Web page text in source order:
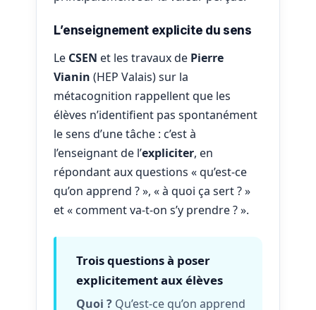
L’enseignement explicite du sens
Le CSEN et les travaux de Pierre
Vianin (HEP Valais) sur la
métacognition rappellent que les
élèves n’identifient pas spontanément
le sens d’une tâche : c’est à
l’enseignant de l’expliciter, en
répondant aux questions « qu’est-ce
qu’on apprend ? », « à quoi ça sert ? »
et « comment va-t-on s’y prendre ? ».
Trois questions à poser
explicitement aux élèves
Quoi ?Qu’est-ce qu’on apprend